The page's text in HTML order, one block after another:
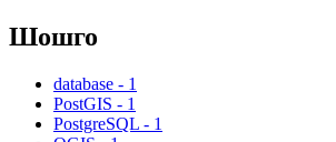
Шошго
database - 1
PostGIS - 1
PostgreSQL - 1